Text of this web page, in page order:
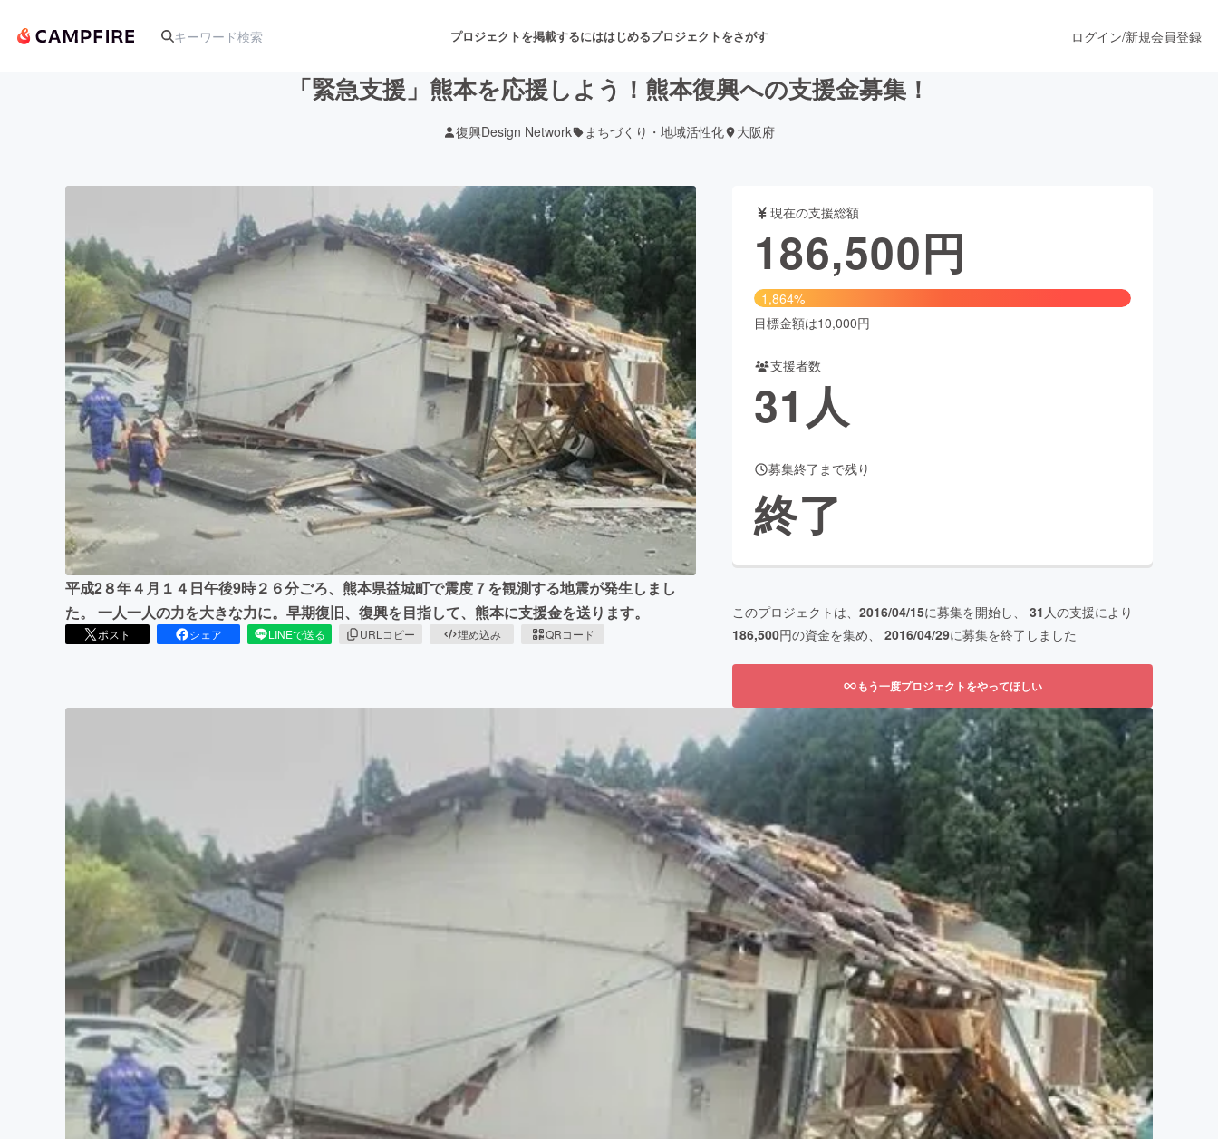
プロジェクトを掲載するにははじめるプロジェクトをさがす
アート・写真 音楽 舞台・パフォーマンス
テクノロジー・ガジェット ゲーム・サービス開発 フード・飲食店 ファッション
映像・映画 書籍・雑誌出版 アニメ・漫画
ビジネス・起業 チャレンジ ビューティー・ヘルスケア
まちづくり・地域活性化
CAMPFIRE for Social GoodCAMPFIRE Creation
CAMPFIREふるさと納税machi-yaコミュニティ
ログイン/新規会員登録
「緊急支援」熊本を応援しよう！熊本復興への支援金募集！
復興Design Network まちづくり・地域活性化 大阪府
平成2８年４月１４日午後9時２６分ごろ、熊本県益城町で震度７を観測する地震が発生しまし
た。 一人一人の力を大きな力に。早期復旧、復興を目指して、熊本に支援金を送ります。
ポスト シェア LINEで送る URLコピー 埋め込み QRコード
現在の支援総額
186,500円
1,864%
目標金額は10,000円
支援者数
31 人
募集終了まで残り
終了
このプロジェクトは、 2016/04/15に募集を開始し、 31 人の支援により
186,500円の資金を集め、 2016/04/29に募集を終了しました
もう一度プロジェクトをやってほしい